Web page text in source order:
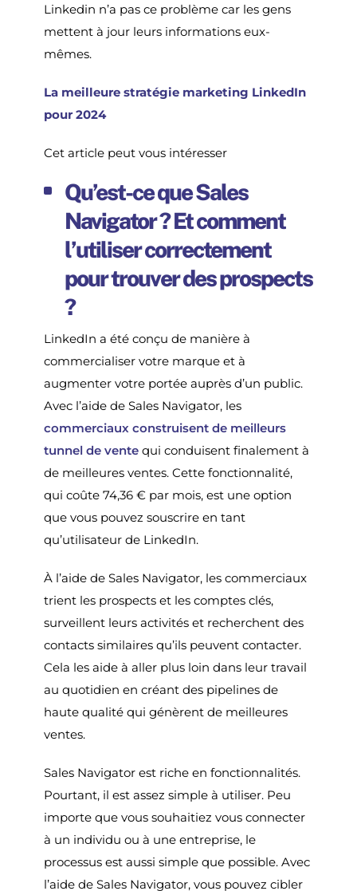
Linkedin n’a pas ce problème car les gens
mettent à jour leurs informations eux-
mêmes.
La meilleure stratégie marketing LinkedIn
pour 2024
Cet article peut vous intéresser
Qu’est-ce que Sales
Navigator ? Et comment
l’utiliser correctement
pour trouver des prospects
?
LinkedIn a été conçu de manière à
commercialiser votre marque et à
augmenter votre portée auprès d’un public.
Avec l’aide de Sales Navigator, les
commerciaux construisent de meilleurs
tunnel de vente qui conduisent finalement à
de meilleures ventes. Cette fonctionnalité,
qui coûte 74,36 € par mois, est une option
que vous pouvez souscrire en tant
qu’utilisateur de LinkedIn.
À l’aide de Sales Navigator, les commerciaux
trient les prospects et les comptes clés,
surveillent leurs activités et recherchent des
contacts similaires qu’ils peuvent contacter.
Cela les aide à aller plus loin dans leur travail
au quotidien en créant des pipelines de
haute qualité qui génèrent de meilleures
ventes.
Sales Navigator est riche en fonctionnalités.
Pourtant, il est assez simple à utiliser. Peu
importe que vous souhaitiez vous connecter
à un individu ou à une entreprise, le
processus est aussi simple que possible. Avec
l’aide de Sales Navigator, vous pouvez cibler